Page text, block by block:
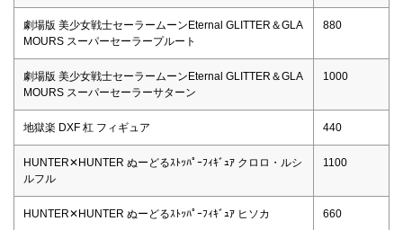
劇場版 美少女戦士セーラームーンEternal GLITTER＆GLA
MOURS スーパーセーラープルート
880
劇場版 美少女戦士セーラームーンEternal GLITTER＆GLA
MOURS スーパーセーラーサターン
1000
地獄楽 DXF 杠 フィギュア 440
HUNTER✕HUNTER ぬーどるｽﾄｯﾊﾟｰﾌｨｷﾞｭｱ クロロ・ルシ
ルフル
1100
HUNTER✕HUNTER ぬーどるｽﾄｯﾊﾟｰﾌｨｷﾞｭｱ ヒソカ 660